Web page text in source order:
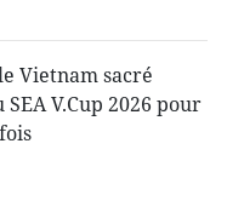
Vietnam sacré
V.Cup 2026 pour